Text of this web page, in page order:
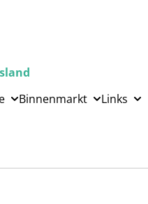
Binnenmarkt Links